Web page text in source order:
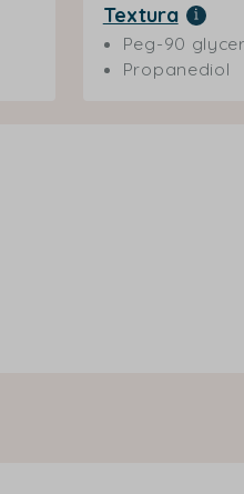
Textura
Peg-90
Propanediol